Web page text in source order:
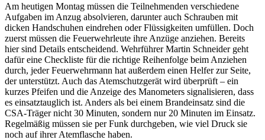
Am heutigen Montag müssen die Teilnehmenden verschiedene
Aufgaben im Anzug absolvieren, darunter auch Schrauben mit
dicken Handschuhen eindrehen oder Flüssigkeiten umfüllen. Doch
zuerst müssen die Feuerwehrleute ihre Anzüge anziehen. Bereits
hier sind Details entscheidend. Wehrführer Martin Schneider geht
dafür eine Checkliste für die richtige Reihenfolge beim Anziehen
durch, jeder Feuerwehrmann hat außerdem einen Helfer zur Seite,
der unterstützt. Auch das Atemschutzgerät wird überprüft – ein
kurzes Pfeifen und die Anzeige des Manometers signalisieren, dass
es einsatztauglich ist. Anders als bei einem Brandeinsatz sind die
CSA-Träger nicht 30 Minuten, sondern nur 20 Minuten im Einsatz.
Regelmäßig müssen sie per Funk durchgeben, wie viel Druck sie
noch auf ihrer Atemflasche haben.